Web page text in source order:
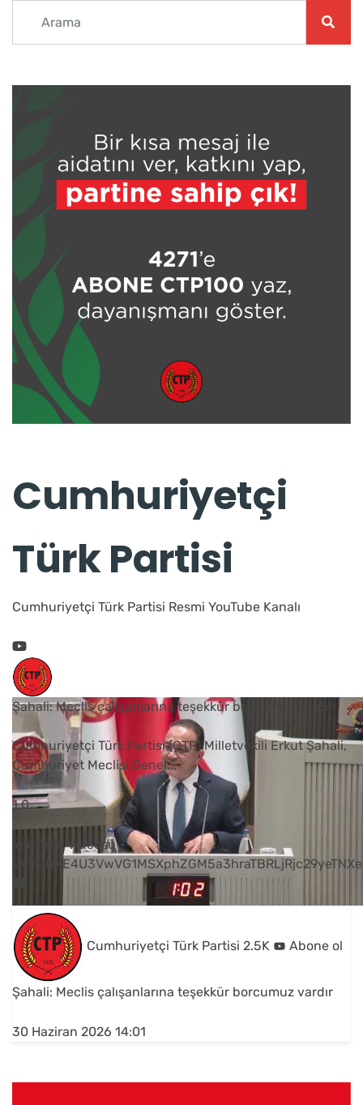
Cumhuriyetçi
Türk Partisi
Cumhuriyetçi Türk Partisi Resmi YouTube Kanalı
Şahali: Meclis çalışanlarına teşekkür borcumuz vardır
Cumhuriyetçi Türk Partisi (CTP) Milletvekili Erkut Şahali,
Cumhuriyet Meclisi Genel...
1 0
YouTube Videosu
Cumhuriyetçi Türk Partisi 2.5K Abone ol
Şahali: Meclis çalışanlarına teşekkür borcumuz vardır
30 Haziran 2026 14:01